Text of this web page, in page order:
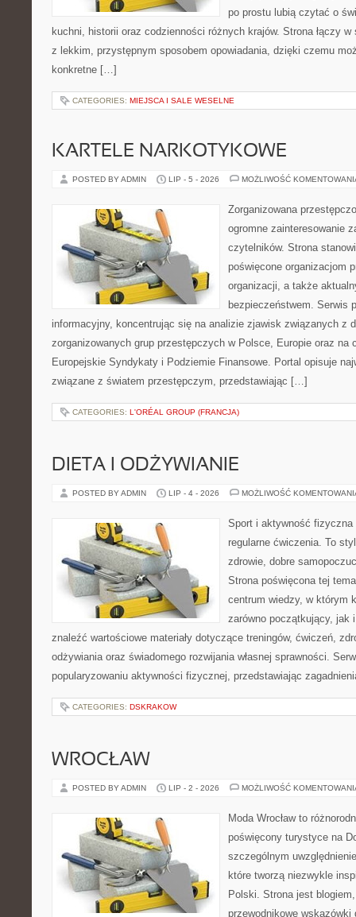
po prostu lubią czytać o
kuchni, historii oraz codzienności różnych krajów. Strona łączy
z lekkim, przystępnym sposobem opowiadania, dzięki czemu
konkretne […]
CATEGORIES: MIEJSCA I SALE WESELNE
KARTELE NARKOTYKOWE
POSTED BY ADMIN LIP - 5 - 2026 MOŻLIWOŚĆ
Zorganizowana
ogromne zainteresowanie
czytelników. Strona
poświęcone organizacjom
organizacji, a także
bezpieczeństwem. Serwis
informacyjny, koncentrując się na analizie zjawisk związanych z
zorganizowanych grup przestępczych w Polsce, Europie oraz na
Europejskie Syndykaty i Podziemie Finansowe. Portal opisuje
związane z światem przestępczym, przedstawiając […]
CATEGORIES: L'ORÉAL GROUP (FRANCJA)
DIETA I ODŻYWIANIE
POSTED BY ADMIN LIP - 4 - 2026 MOŻLIWOŚĆ
Sport i aktywność
regularne ćwiczenia. To
zdrowie, dobre
Strona poświęcona tej
centrum wiedzy, w którym
zarówno początkujący, jak
znaleźć wartościowe materiały dotyczące treningów, ćwiczeń,
odżywiania oraz świadomego rozwijania własnej sprawności.
popularyzowaniu aktywności fizycznej, przedstawiając
CATEGORIES: DSKRAKOW
WROCŁAW
POSTED BY ADMIN LIP - 2 - 2026 MOŻLIWOŚĆ
Moda Wrocław to
poświęcony turystyce na
szczególnym
które tworzą niezwykle
Polski. Strona jest
przewodnikowe